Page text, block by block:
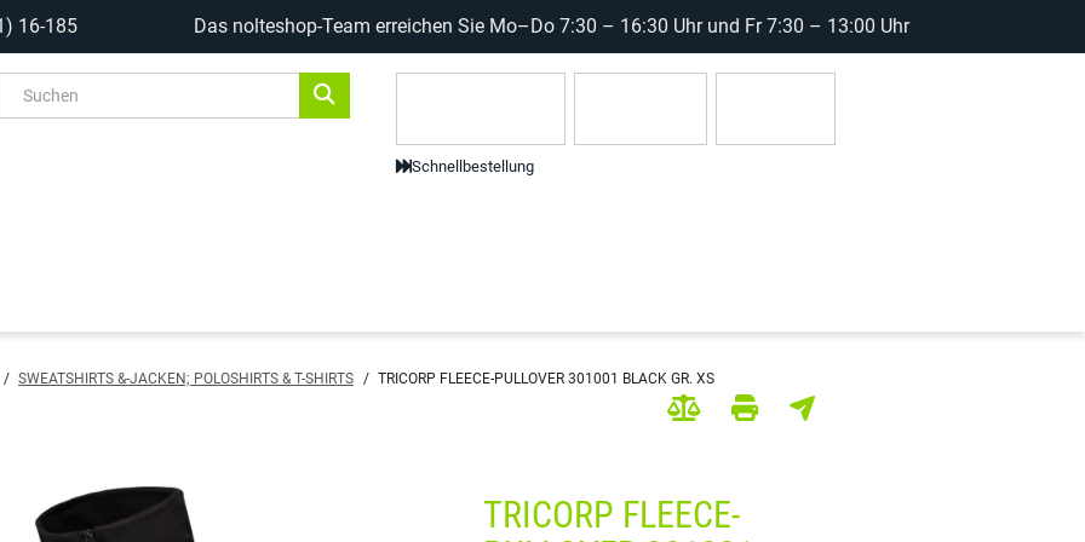
16-185 Das nolteshop-Team erreichen Sie Mo–Do 7:30 – 16:30 Uhr und Fr 7:30 – 13:00 Uhr
Schnellbestellung
/ SWEATSHIRTS &-JACKEN; POLOSHIRTS & T-SHIRTS / TRICORP FLEECE-PULLOVER 301001 BLACK GR. XS
TRICORP FLEECE-